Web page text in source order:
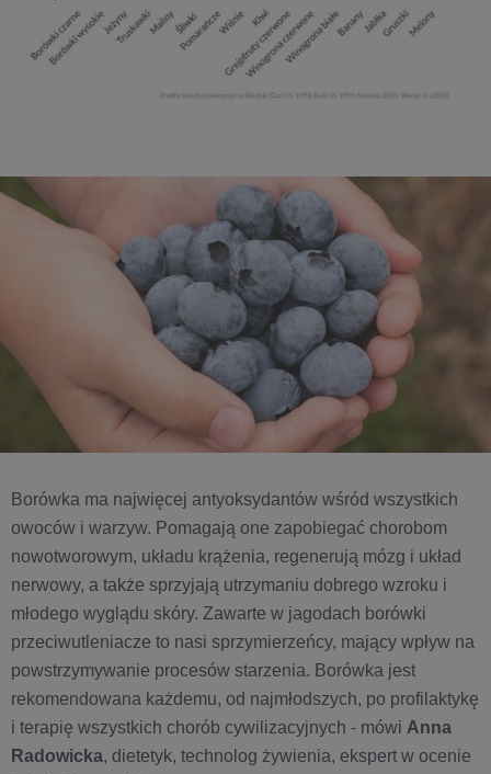
Borówka ma najwięcej antyoksydantów wśród wszystkich
owoców i warzyw. Pomagają one zapobiegać chorobom
nowotworowym, układu krążenia, regenerują mózg i układ
nerwowy, a także sprzyjają utrzymaniu dobrego wzroku i
młodego wyglądu skóry. Zawarte w jagodach borówki
przeciwutleniacze to nasi sprzymierzeńcy, mający wpływ na
powstrzymywanie procesów starzenia. Borówka jest
rekomendowana każdemu, od najmłodszych, po profilaktykę
i terapię wszystkich chorób cywilizacyjnych - mówi Anna
Radowicka, dietetyk, technolog żywienia, ekspert w ocenie